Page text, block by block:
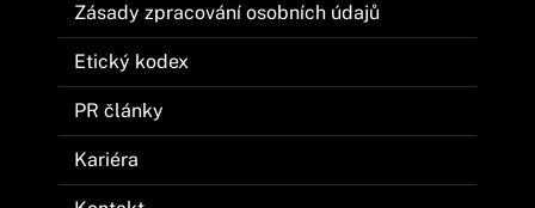
Zásady zpracování osobních údajů
Etický kodex
PR články
Kariéra